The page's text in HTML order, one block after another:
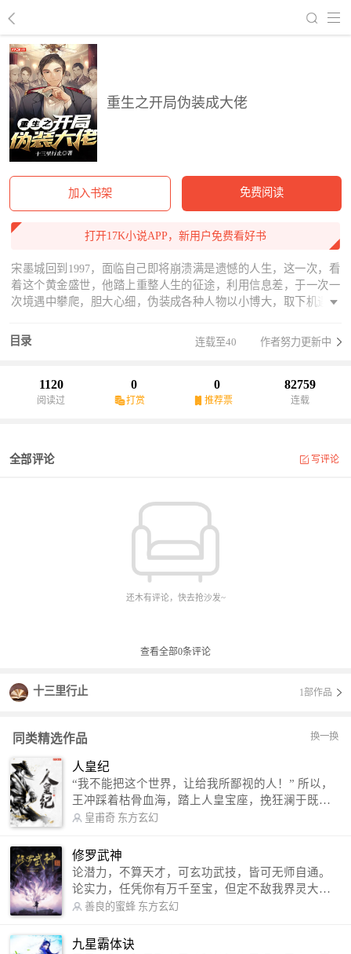
重生之开局伪装成大佬
加入书架 免费阅读
打开17K小说APP，新用户免费看好书
宋墨城回到1997，面临自己即将崩溃满是遗憾的人生，这一次，看
着这个黄金盛世，他踏上重整人生的征途，利用信息差，于一次一
次境遇中攀爬，胆大心细，伪装成各种人物以小博大，取下机遇，
佬
目录 连载至40 作者努力更新中
1120
阅读过
0
打赏
0
推荐票
82759
连载
全部评论 写评论
还木有评论，快去抢沙发~
查看全部0条评论
十三里行止 1部作品
同类精选作品 换一换
人皇纪
“我不能把这个世界，让给我所鄙视的人！” 所以，
王冲踩着枯骨血海，踏上人皇宝座，挽狂澜于既
倒，扶大厦之将倾，成就了一段无上的传说！ 微信
微博：皇甫奇（地址：http://weibo.com/u/25284575
87） QQ交流群：320238210【普通群】 574501330
【VIP订阅群】 欢迎大家关注。
皇甫奇 东方玄幻
修罗武神
论潜力，不算天才，可玄功武技，皆可无师自通。
论实力，任凭你有万千至宝，但定不敌我界灵大
军。 我是谁？天下众生视我为修罗，却不知，我以
信公众号：善良的蜜蜂后援会）
善良的蜜蜂 东方玄幻
九星霸体诀